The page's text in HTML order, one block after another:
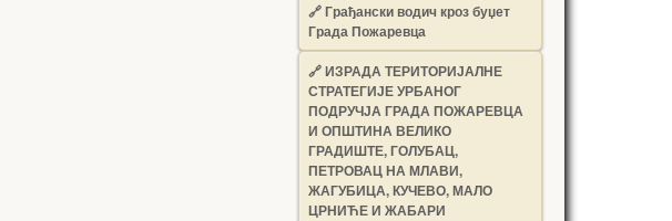
🔗Грађански водич кроз буџет
Града Пожаревца
🔗ИЗРАДА ТЕРИТОРИЈАЛНЕ
СТРАТЕГИЈЕ УРБАНОГ
ПОДРУЧЈА ГРАДА ПОЖАРЕВЦА
И ОПШТИНА ВЕЛИКО
ГРАДИШТЕ, ГОЛУБАЦ,
ПЕТРОВАЦ НА МЛАВИ,
ЖАГУБИЦА, КУЧЕВО, МАЛО
ЦРНИЋЕ И ЖАБАРИ